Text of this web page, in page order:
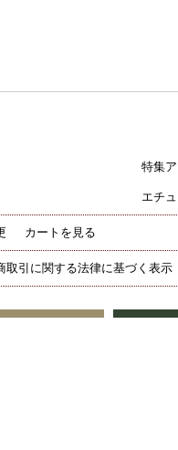
特集
エチ
カートを見る
取引に関する法律に基づく表示